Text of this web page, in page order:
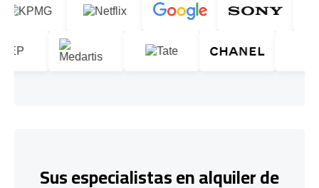
Sus especialistas en alquiler de